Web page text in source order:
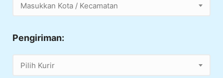
Masukkan Kota / Kecamatan
Pengiriman:
Pilih Kurir